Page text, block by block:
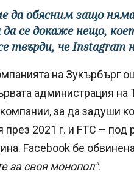
да обясним защо
да се докаже нещо,
твърди, че Instagram
на Зукърбърг
администрация на
за да задуши
2021 г. и FTC –
Facebook бе
за своя монопол".